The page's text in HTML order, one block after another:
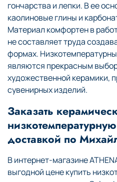
гончарства и лепки. В ее
каолиновые глины и
Материал комфортен в
не составляет труда
формах.
являются прекрасным
художественной керамики,
сувенирных изделий.
Заказать
доставкой по
В интернет-магазине
выгодной цене купить